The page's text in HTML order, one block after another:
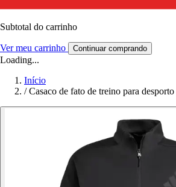
Subtotal do carrinho
Ver meu carrinho Continuar comprando
Loading...
Início
/ Casaco de fato de treino para